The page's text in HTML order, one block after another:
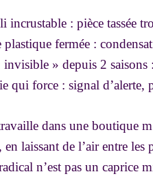
incrustable : pièce tassée
plastique fermée :
invisible » depuis 2 saisons
qui force : signal d’alerte,
dans une boutique
en laissant de l’air entre
n’est pas un caprice